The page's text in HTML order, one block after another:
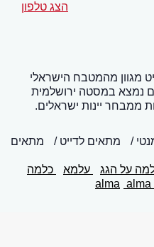
הצג טלפון
מגוון מהמטבח הישראלי
נמצא במסטה ירושלמית
ממבחר יינות ישראלים.
מתאים לדייט
מתאים
על הגג עלמא
כלמה
alma